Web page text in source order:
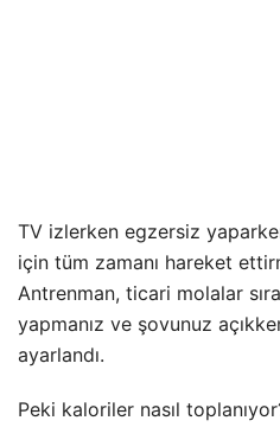
TV izlerken egzersiz
için tüm zamanı hareket
Antrenman, ticari molalar
yapmanız ve şovunuz
ayarlandı.
Peki kaloriler nasıl